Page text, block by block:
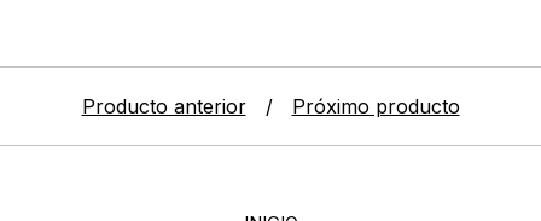
Producto anterior Próximo producto